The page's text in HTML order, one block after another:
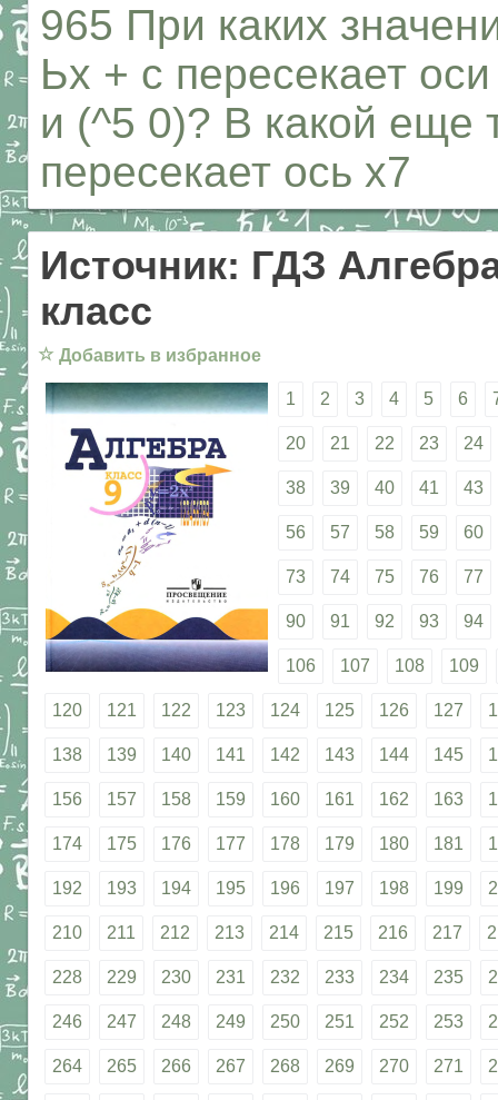
965 При каких
Ьх + с пересекает
и (^5 0)? В какой еще
пересекает ось х7
Источник: ГДЗ
класс
☆ Добавить в избранное
1 2 3 4 5 6
20 21 22 23 24
38 39 40 41 43
56 57 58 59 60
73 74 75 76 77
90 91 92 93 94
106 107 108 109
120 121 122 123 124 125 126 127
138 139 140 141 142 143 144 145
156 157 158 159 160 161 162 163
174 175 176 177 178 179 180 181
192 193 194 195 196 197 198 199
210 211 212 213 214 215 216 217
228 229 230 231 232 233 234 235
246 247 248 249 250 251 252 253
264 265 266 267 268 269 270 271